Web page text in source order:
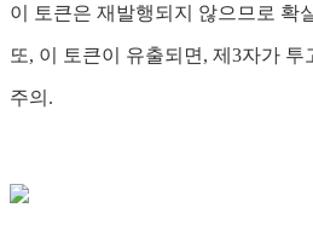
이 토큰은 재발행되지 않으므로 확
또, 이 토큰이 유출되면, 제3자가
주의.